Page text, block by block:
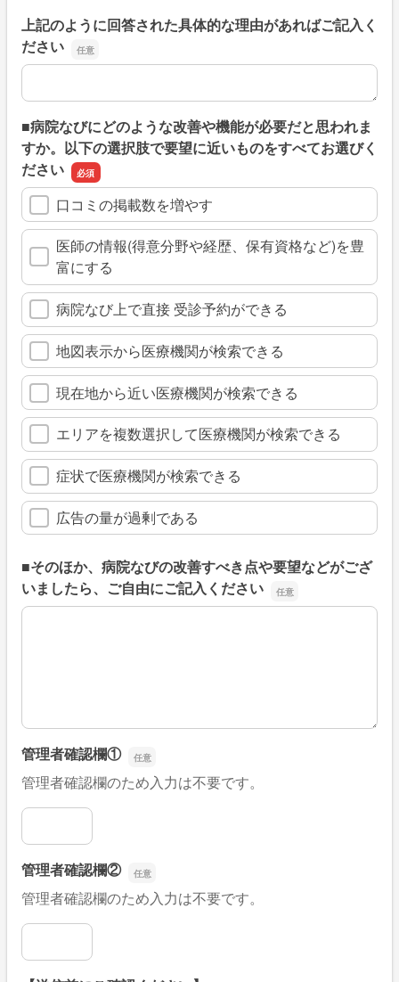
上記のように回答された具体的な理由があればご記入く
ださい
上記のように回答された具体的な理由があればご記入くだ
■病院なびにどのような改善や機能が必要だと思われま
すか。以下の選択肢で要望に近いものをすべてお選びく
ださい
口コミの掲載数を増やす
医師の情報(得意分野や経歴、保有資格など)を豊
富にする
病院なび上で直接 受診予約ができる
地図表示から医療機関が検索できる
現在地から近い医療機関が検索できる
エリアを複数選択して医療機関が検索できる
症状で医療機関が検索できる
広告の量が過剰である
■そのほか、病院なびの改善すべき点や要望などがござ
いましたら、ご自由にご記入ください
■そのほか、病院なびの改善すべき点や要望などがござい
管理者確認欄①
管理者確認欄のため入力は不要です。
管理者確認欄①
管理者確認欄②
管理者確認欄のため入力は不要です。
管理者確認欄②